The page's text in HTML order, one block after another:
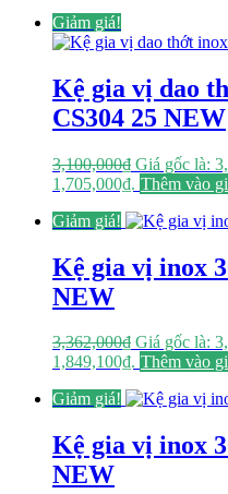
Giảm giá!
Kệ gia vị dao
CS304 25 NEW
3,100,000₫ Giá gốc là:
1,705,000₫. Thêm vào
Giảm giá!
Kệ gia vị inox
NEW
3,362,000₫ Giá gốc là:
1,849,100₫. Thêm vào
Giảm giá!
Kệ gia vị inox
NEW